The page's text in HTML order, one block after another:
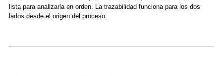
lista para analizarla en orden. La trazabilidad funciona para los dos
lados desde el origen del proceso.